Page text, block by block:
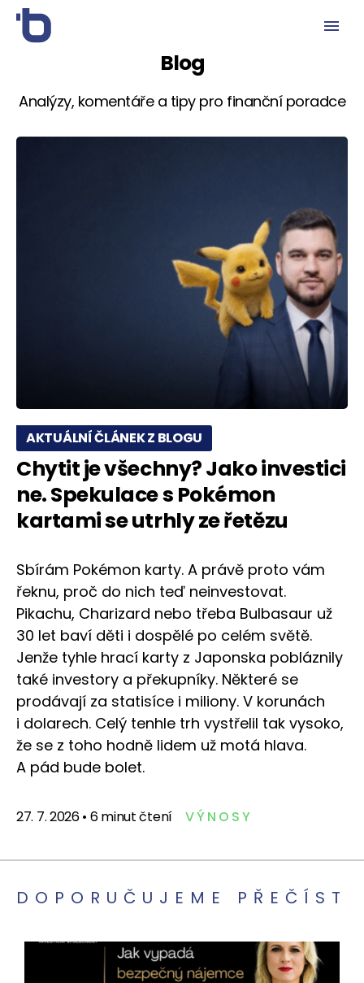
Blog
Analýzy, komentáře a tipy pro finanční poradce
AKTUÁLNÍ ČLÁNEK Z BLOGU
Chytit je všechny? Jako investici
ne. Spekulace s Pokémon
kartami se utrhly ze řetězu
Sbírám Pokémon karty. A právě proto vám
řeknu, proč do nich teď neinvestovat.
Pikachu, Charizard nebo třeba Bulbasaur už
30 let baví děti i dospělé po celém světě.
Jenže tyhle hrací karty z Japonska pobláznily
také investory a překupníky. Některé se
prodávají za statisíce i miliony. V korunách
i dolarech. Celý tenhle trh vystřelil tak vysoko,
že se z toho hodně lidem už motá hlava.
A pád bude bolet.
27. 7. 2026• 6 minut čtení VÝNOSY
DOPORUČUJEME PŘEČÍST